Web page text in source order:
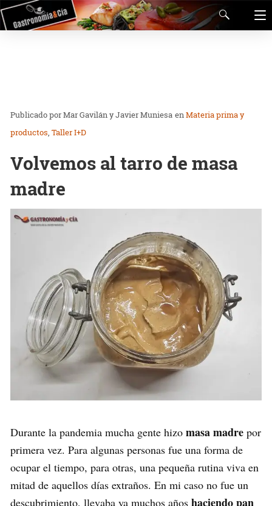
Mar Gavilán y Javier Muniesa enMateria prima y
productos Taller I+D
Volvemos al tarro de masa
madre
Durante la pandemia mucha gente hizo masa madre por
primera vez. Para algunas personas fue una forma de
ocupar el tiempo, para otras, una pequeña rutina viva en
mitad de aquellos días extraños. En mi caso no fue un
descubrimiento, llevaba ya muchos años haciendo pan